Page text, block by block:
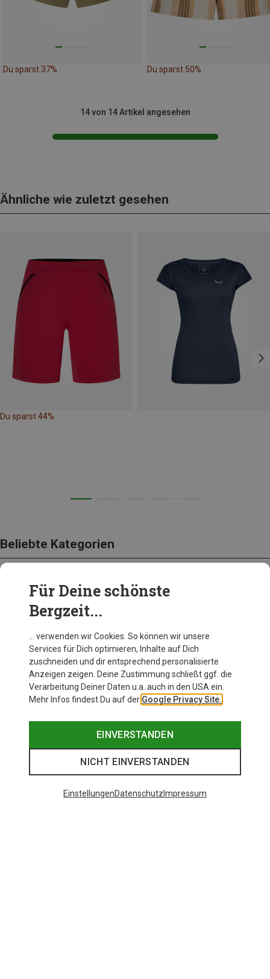
Du sparst 37% Du sparst 50%
14 von 14 Artikel angesehen
Ähnliche wie zuletzt gesehen
Du sparst 44%
Beliebte Kategorien
BEKLEIDUNG
Für Deine schönste
Bergzeit...
… verwenden wir Cookies. So können wir unsere
Services für Dich optimieren, Inhalte auf Dich
zuschneiden und dir entsprechend personalisierte
Anzeigen zeigen. Deine Zustimmung schließt ggf. die
Verarbeitung Deiner Daten u.a. auch in den USA ein.
Mehr Infos findest Du auf der Google Privacy Site.
EINVERSTANDEN
NICHT EINVERSTANDEN
EinstellungenDatenschutz Impressum